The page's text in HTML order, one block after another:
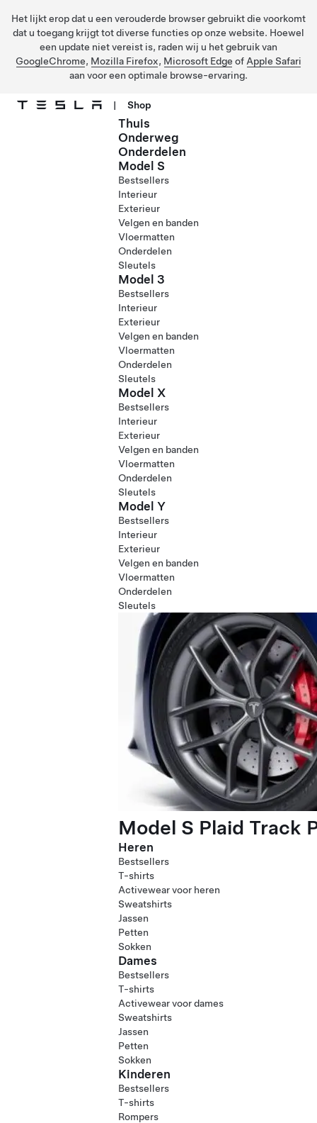
Het lijkt erop dat u een verouderde browser gebruikt die voorkomt
dat u toegang krijgt tot diverse functies op onze website. Hoewel
een update niet vereist is, raden wij u het gebruik van
GoogleChrome, Mozilla Firefox, Microsoft Edge of Apple Safari
aan voor een optimale browse-ervaring.
| Shop
Thuis
Onderweg
Onderdelen
Model S
Bestsellers
Interieur
Exterieur
Velgen en banden
Vloermatten
Onderdelen
Sleutels
Model 3
Bestsellers
Interieur
Exterieur
Velgen en banden
Vloermatten
Onderdelen
Sleutels
Model X
Bestsellers
Interieur
Exterieur
Velgen en banden
Vloermatten
Onderdelen
Sleutels
Model Y
Bestsellers
Interieur
Exterieur
Velgen en banden
Vloermatten
Onderdelen
Sleutels
Model S Plaid Track
Heren
Bestsellers
T-shirts
Activewear voor heren
Sweatshirts
Jassen
Petten
Sokken
Dames
Bestsellers
T-shirts
Activewear voor dames
Sweatshirts
Jassen
Petten
Sokken
Kinderen
Bestsellers
T-shirts
Rompers